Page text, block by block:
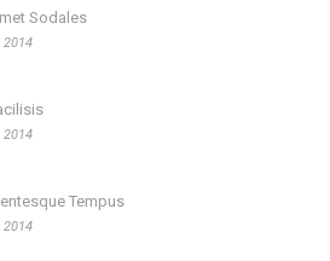
Sodales
2014
2014
Tempus
2014